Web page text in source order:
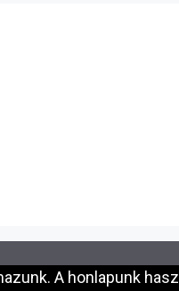
A honlapunk